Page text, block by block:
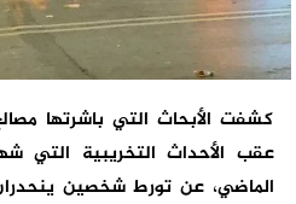
كشفت الأبحاث التي باشرتها
عقب الأحداث التخريبية التي
الماضي، عن تورط شخصين